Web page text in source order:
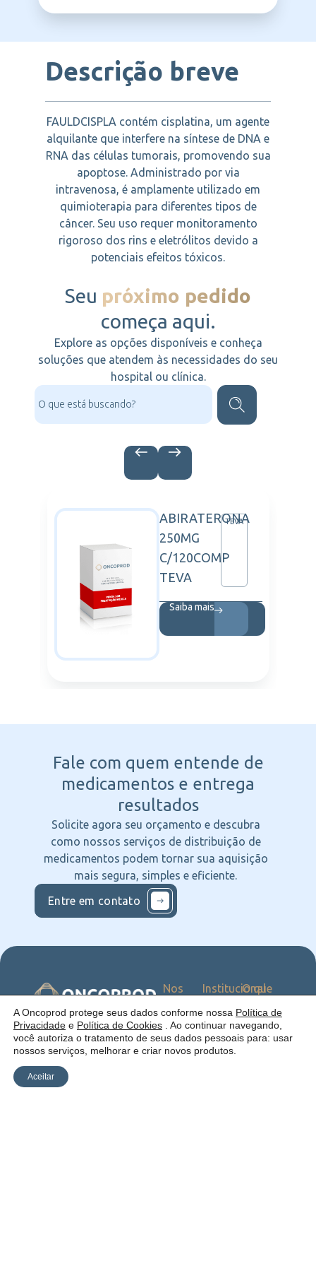
Descrição breve
FAULDCISPLA contém cisplatina, um agente
alquilante que interfere na síntese de DNA e
RNA das células tumorais, promovendo sua
apoptose. Administrado por via
intravenosa, é amplamente utilizado em
quimioterapia para diferentes tipos de
câncer. Seu uso requer monitoramento
rigoroso dos rins e eletrólitos devido a
potenciais efeitos tóxicos.
Seu próximo pedido
começa aqui.
Explore as opções disponíveis e conheça
soluções que atendem às necessidades do seu
hospital ou clínica.
ABIRATERONA
250MG
C/120COMP
TEVA
TEVA
Saiba mais
Fale com quem entende de
medicamentos e entrega
resultados
Solicite agora seu orçamento e descubra
como nossos serviços de distribuição de
medicamentos podem tornar sua aquisição
mais segura, simples e eficiente.
Entre em contato
Uma empresa:
Institucional
somos
Como
atuamos
Estrutura
Blog
O que
Serviços
Catálogo
Nos
nas
Redes
A Oncoprod protege seus dados conforme nossa Política de
Privacidade e Política de Cookies . Ao continuar navegando,
você autoriza o tratamento de seus dados pessoais para: usar
nossos serviços, melhorar e criar novos produtos.
Aceitar